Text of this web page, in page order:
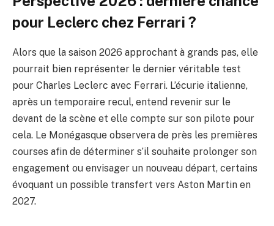
pour Leclerc chez Ferrari ?
Alors que la saison 2026 approchant à grands pas, elle
pourrait bien représenter le dernier véritable test
pour Charles Leclerc avec Ferrari. L’écurie italienne,
après un temporaire recul, entend revenir sur le
devant de la scène et elle compte sur son pilote pour
cela. Le Monégasque observera de près les premières
courses afin de déterminer s’il souhaite prolonger son
engagement ou envisager un nouveau départ, certains
évoquant un possible transfert vers Aston Martin en
2027.